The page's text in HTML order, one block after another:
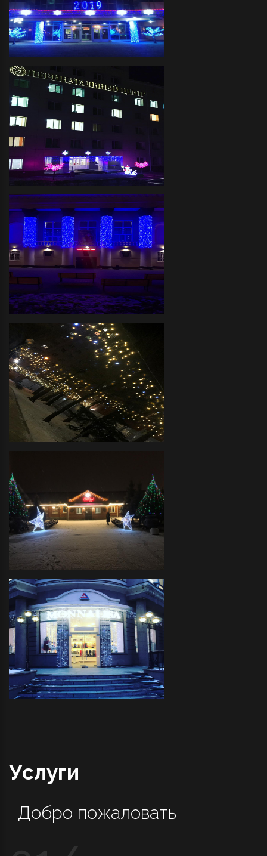
Завод "Балтика"- Декоративное
праздничное оформление фасада
светодиодной иллюминацией и
украшение светодиодными
деревьями
Перинатальный Центр-
декоративное праздничное
оформление фасада
светодиодной иллюминацией,
украшение объемными фигурами и
светодиодными деревьями
Дом Культуры - Декоративное
оформление фасада
светодиодной иллюминацией
светодиодной иллюминацией
территории
Трактир "COVBOY"- декоративное
оформление светодиодной
иллюминацией прилегающей
территории и украшение
светодиодными фигурами
Услуги
Добро пожаловать